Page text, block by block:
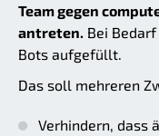
Team gegen
antreten. Bei
Bots aufgefüllt.
Das soll mehreren
Verhindern, dass